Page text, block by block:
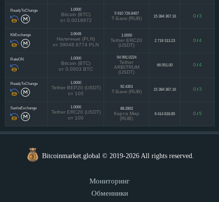
ReadyToChange 1.0000
Bitcoin (BTC)
от 0.0018972
5 910 726.8407
Т-Банк (RUB) 15 384 367.16 0 / 3
KbExchange 3.9049
Наличные (PLN)
от 39048.6774 PLN
1.0000
Tether ERC20
(USDT)
2 719 313.23 0 / 4
RateON 1.0000
Bitcoin (BTC)
от 0.0003 BTC
64 991.0224
Tether
ARBITRUM
(USDT)
66 051.00 0 / 4
ReadyToChange 1.0000
Tether BEP20 (USDT)
от 100
92.4301
Т-Банк (RUB) 15 384 367.16 0 / 3
SashaExchange 1.0000
Tether ERC20 (USDT)
от 100
88.2802
Карта Мир
(RUB)
9 414 818.85 0 / 5
Bitcoinmarket.global © 2019-2026 All rights reserved.
Мониторинг
Обменники